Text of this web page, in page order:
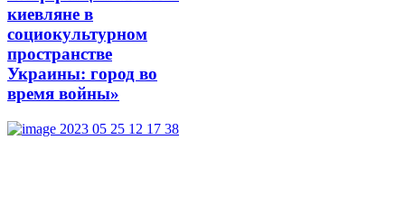
киевляне в
социокультурном
пространстве
Украины: город во
время войны»